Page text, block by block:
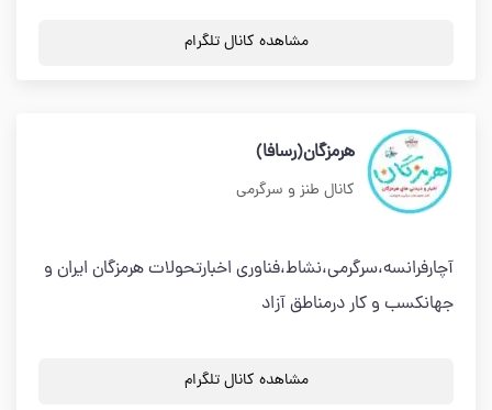
مشاهده کانال تلگرام
هرمزگان(رسافا)
کانال طنز و سرگرمی
آچارفرانسه،سرگرمي،نشاط،فناوري اخبارتحولات هرمزگان ايران و
جهانكسب و كار درمناطق آزاد
مشاهده کانال تلگرام